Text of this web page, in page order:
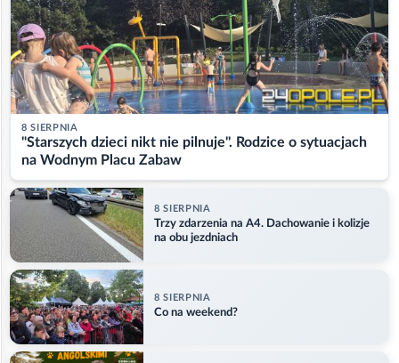
8 SIERPNIA
"Starszych dzieci nikt nie pilnuje". Rodzice o sytuacjach
na Wodnym Placu Zabaw
8 SIERPNIA
Trzy zdarzenia na A4. Dachowanie i kolizje
na obu jezdniach
8 SIERPNIA
Co na weekend?